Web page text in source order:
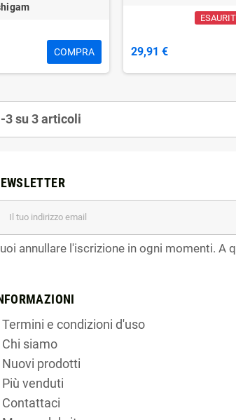
COMPRA 29,91 €
3 su 3 articoli
annullare l'iscrizione in ogni momenti. A
Termini e condizioni d'uso
Chi siamo
Nuovi prodotti
Più venduti
Contattaci